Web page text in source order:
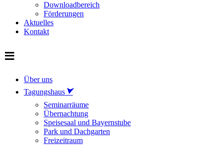
Downloadbereich
Förderungen
Aktuelles
Kontakt
Über uns
Tagungshaus
Seminarräume
Übernachtung
Speisesaal und Bayernstube
Park und Dachgarten
Freizeitraum